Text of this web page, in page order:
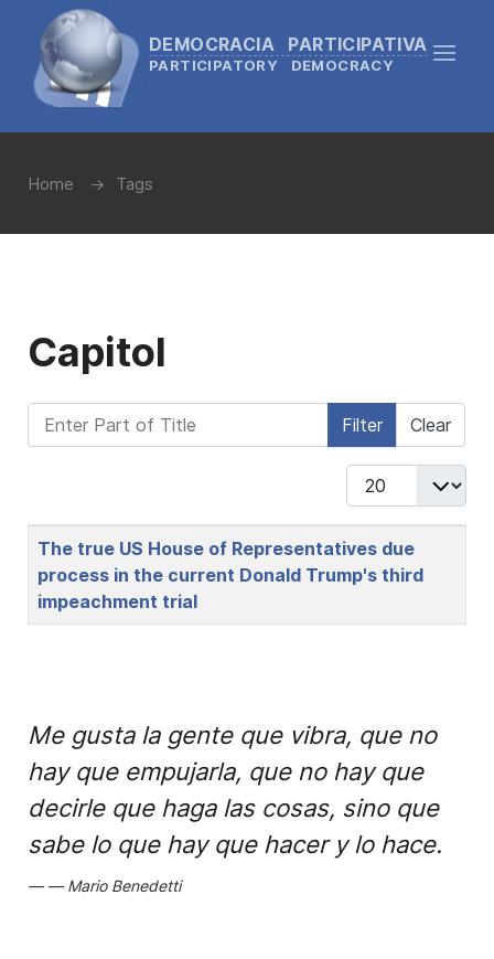
DEMOCRACIA PARTICIPATIVA
PARTICIPATORY DEMOCRACY
Home Tags
Capitol
Enter Part of Title Filter Clear
Display #
Title
The true US House of Representatives due
process in the current Donald Trump's third
impeachment trial
Me gusta la gente que vibra, que no
hay que empujarla, que no hay que
decirle que haga las cosas, sino que
sabe lo que hay que hacer y lo hace.
Mario Benedetti